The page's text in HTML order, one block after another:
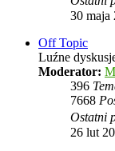
30 maja
Off Topic
Luźne
Moderator:
396
7668
Ostatni
26 lut